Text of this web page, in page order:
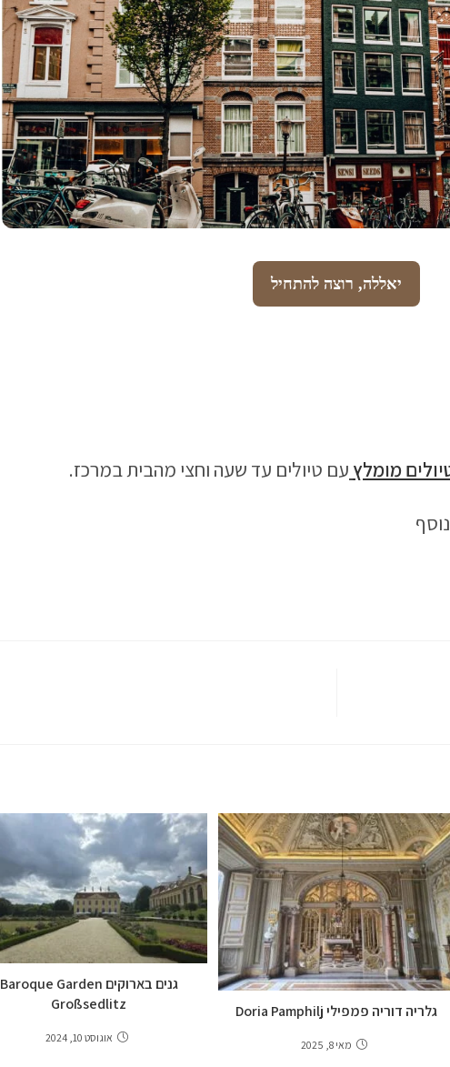
מומלץ עם טיולים עד שעה וחצי מהבית במרכז.
גנים בארוקים Baroque Garden
Großsedlitz
אוגוסט 10, 2024
גלריה דוריה פמפילי Doria Pamphilj
מאי 8, 2025